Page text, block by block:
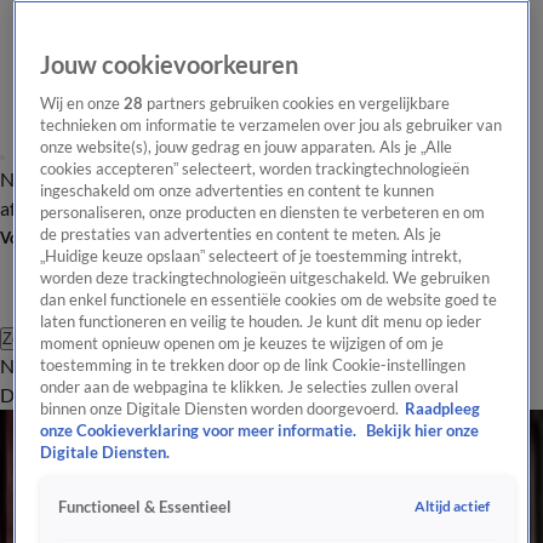
Nieuws van de DagOpinie van de Dag Onze categorieën Laatste
afleveringVideo's Nieuws van de Dag Podcast
Volg Nieuws van de Dag
Zoeken
Nieuws van de DagOpinie van de
Dag
Video'sUitzendingen PodcastPanelContact
Alle Videos
25 feb 2025, 19:05
Jouw cookievoorkeuren
Wij en onze28 partners gebruiken cookies en vergelijkbare
technieken om informatie te verzamelen over jou als gebruiker van
onze website(s), jouw gedrag en jouw apparaten. Als je „Alle
cookies accepteren” selecteert, worden trackingtechnologieën
ingeschakeld om onze advertenties en content te kunnen
personaliseren, onze producten en diensten te verbeteren en om
de prestaties van advertenties en content te meten. Als je
„Huidige keuze opslaan” selecteert of je toestemming intrekt,
worden deze trackingtechnologieën uitgeschakeld. We gebruiken
dan enkel functionele en essentiële cookies om de website goed te
laten functioneren en veilig te houden. Je kunt dit menu op ieder
moment opnieuw openen om je keuzes te wijzigen of om je
toestemming in te trekken door op de link Cookie-instellingen
onder aan de webpagina te klikken. Je selecties zullen overal
binnen onze Digitale Diensten worden doorgevoerd. Raadpleeg
onze Cookieverklaring voor meer informatie.
Bekijk hier onze
Digitale Diensten.
Functioneel & Essentieel Altijd actief